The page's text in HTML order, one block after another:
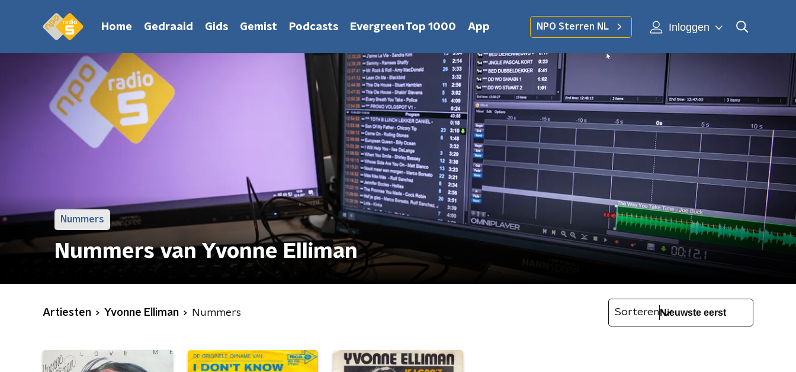
Home Gedraaid Gids Gemist Podcasts Evergreen Top 1000 App NPO Sterren NL Inloggen
Nummers
Nummers van Yvonne Elliman
Artiesten Yvonne Elliman Nummers Sorteren